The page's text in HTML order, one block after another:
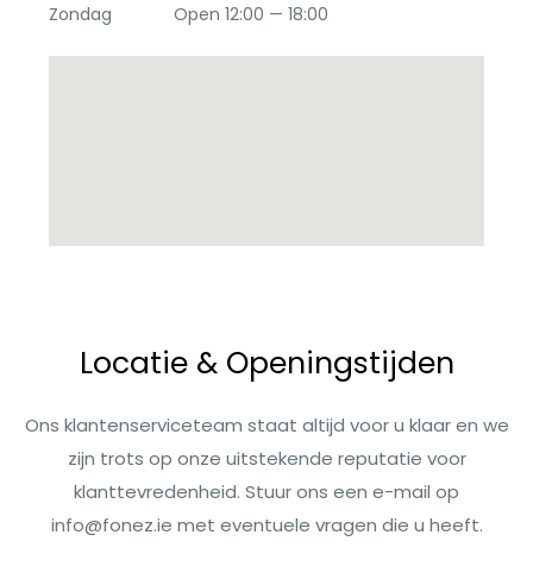
Zondag Open 12:00 — 18:00
Locatie & Openingstijden
Ons klantenserviceteam staat altijd voor u klaar en we
zijn trots op onze uitstekende reputatie voor
klanttevredenheid. Stuur ons een e-mail op
info@fonez.ie met eventuele vragen die u heeft.